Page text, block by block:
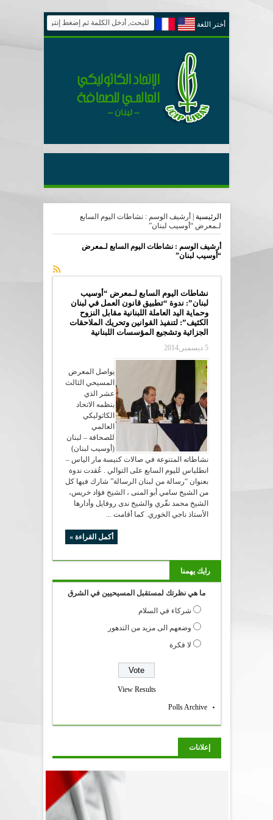
أختر اللغة
الرئيسية
أرشيف الوسم : نشاطات اليوم السابع
لـمعرض “أوسيب لبنان”
أرشيف الوسم :نشاطات اليوم السابع لـمعرض
“أوسيب لبنان”
نشاطات اليوم السابع لـمعرض “أوسيب
لبنان”: ندوة “تطبيق قانون العمل في لبنان
وحماية اليد العاملة اللبنانية مقابل النزوح
الكثيف”: لتنفيذ القوانين وتحريك الملاحقات
الجزائية وتشجيع المؤسسات اللبنانية
5 ديسمبر,2014
يواصل المعرض
المسيحي الثالث
عشر الذي
ينظمه الاتحاد
الكاثوليكي
العالمي
للصحافة – لبنان
(أوسيب لبنان)
نشاطاته المتنوعة في صالات كنيسة مار الياس –
انطلياس لليوم السابع على التوالي . عُقدت ندوة
بعنوان “رسالة من لبنان الرسالة” شارك فيها كل
من الشيخ سامي أبو المنى ، الشيخ فؤاد خريس،
الشيخ محمد نقّري والشيخ ندى روفايل وأدارها
الأستاذ ناجي الخوري. كما أقامت ...
أكمل القراءة »
رايك يهمنا
ما هي نظرتك لمستقبل المسيحيين في الشرق
شركاء في السلام
وضعهم الى مزيد من التدهور
لا فكرة
View Results
Polls Archive
إعلانات